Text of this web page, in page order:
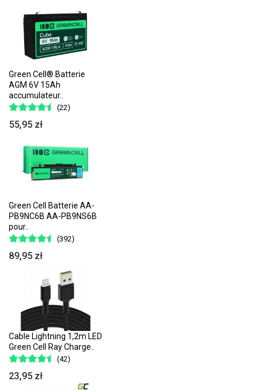
Green Cell® Batterie
AGM 6V 15Ah
accumulateur..
(22)
55,95 zł
Green Cell Batterie AA-
PB9NC6B AA-PB9NS6B
pour..
(392)
89,95 zł
Cable Lightning 1,2m LED
Green Cell Ray Charge..
(42)
23,95 zł